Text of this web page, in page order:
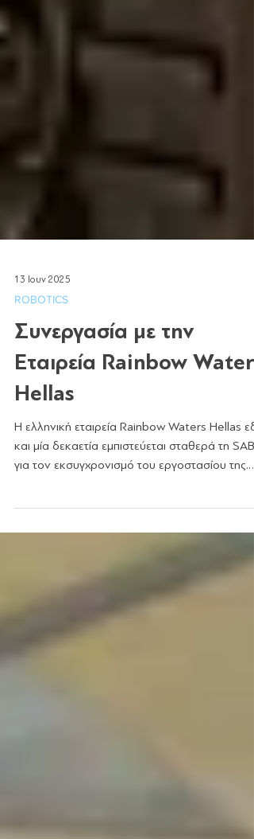
13 Ιουν 2025
ROBOTICS
Συνεργασία με την
Εταιρεία Rainbow Waters
Η ελληνική εταιρεία Rainbow Waters Hellas
και μία δεκαετία εμπιστεύεται σταθερά τη
Ας...